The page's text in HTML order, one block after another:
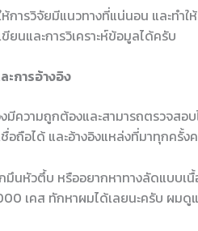
การวิจัยมีแนวทางที่แน่นอน และทำ
ยนและการวิเคราะห์ข้อมูลได้ครับ
การอ้างอิง
มีความถูกต้องและสามารถตรวจสอ
อถือได้ และอ้างอิงแหล่งที่มาทุกครั้ง
มึนหัวตึ้บ หรืออยากหาทางลัดแบบเ
เคส ทักหาผมได้เลยนะครับ ผม